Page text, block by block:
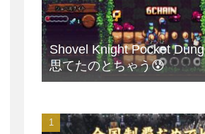
Shovel Knight Pocket
思てたのとちゃう😰